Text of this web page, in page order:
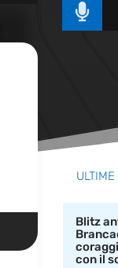

Blitz
con il